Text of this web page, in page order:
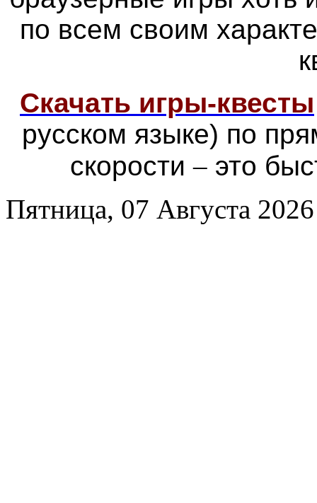
по всем своим
Скачать игры-квесты
русском языке) по
скорости– это
Пятница, 07 Августа 2026